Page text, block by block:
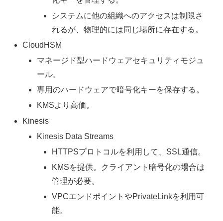
システムに他の組織へのアクセスは制限さ
れるが、物理的には同じ場所に存在する。
CloudHSM
マネージド型ハードウェアセキュリティモジュ
ール。
専用のハードウェアで暗号化キーを保存する。
KMSより高価。
Kinesis
Kinesis Data Streams
HTTPSプロトコルを利用して、SSL通信。
KMSを提供。クライアント暗号化の場合は
管理が必要。
VPCエンドポイントやPrivateLinkを利用可
能。